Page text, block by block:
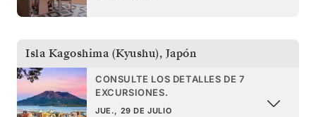
Isla Kagoshima (Kyushu), Japón
CONSULTE LOS DETALLES DE 7
EXCURSIONES.
JUE., 29 DE JULIO